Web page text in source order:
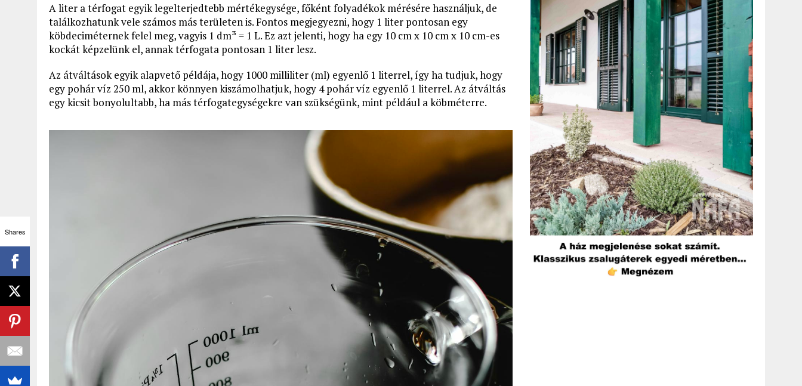
A liter a térfogat egyik legelterjedtebb mértékegysége, főként folyadékok mérésére használjuk, de
találkozhatunk vele számos más területen is. Fontos megjegyezni, hogy 1 liter pontosan egy
köbdeciméternek felel meg, vagyis 1 dm³ = 1 L. Ez azt jelenti, hogy ha egy 10 cm x 10 cm x 10 cm-es
kockát képzelünk el, annak térfogata pontosan 1 liter lesz.
Az átváltások egyik alapvető példája, hogy 1000 milliliter (ml) egyenlő 1 literrel, így ha tudjuk, hogy
egy pohár víz 250 ml, akkor könnyen kiszámolhatjuk, hogy 4 pohár víz egyenlő 1 literrel. Az átváltás
egy kicsit bonyolultabb, ha más térfogategységekre van szükségünk, mint például a köbméterre.
Shares